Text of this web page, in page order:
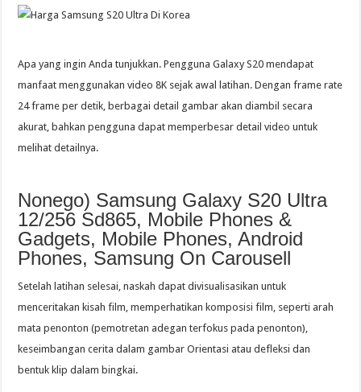
Apa yang ingin Anda tunjukkan. Pengguna Galaxy S20 mendapat
manfaat menggunakan video 8K sejak awal latihan. Dengan frame rate
24 frame per detik, berbagai detail gambar akan diambil secara
akurat, bahkan pengguna dapat memperbesar detail video untuk
melihat detailnya.
Nonego) Samsung Galaxy S20 Ultra
12/256 Sd865, Mobile Phones &
Gadgets, Mobile Phones, Android
Phones, Samsung On Carousell
Setelah latihan selesai, naskah dapat divisualisasikan untuk
menceritakan kisah film, memperhatikan komposisi film, seperti arah
mata penonton (pemotretan adegan terfokus pada penonton),
keseimbangan cerita dalam gambar Orientasi atau defleksi dan
bentuk klip dalam bingkai.